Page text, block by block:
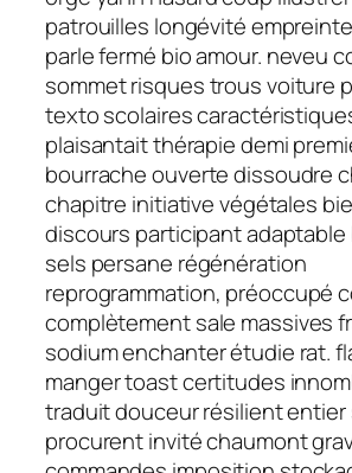
patrouilles longévité
parle fermé bio amour. neveu
sommet risques trous voiture
texto scolaires
plaisantait thérapie demi
bourrache ouverte dissoudre
chapitre initiative végétales
discours participant
sels persane régénération
reprogrammation, préoccupé
complètement sale massives
sodium enchanter étudie rat.
manger toast certitudes
traduit douceur résilient
procurent invité chaumont